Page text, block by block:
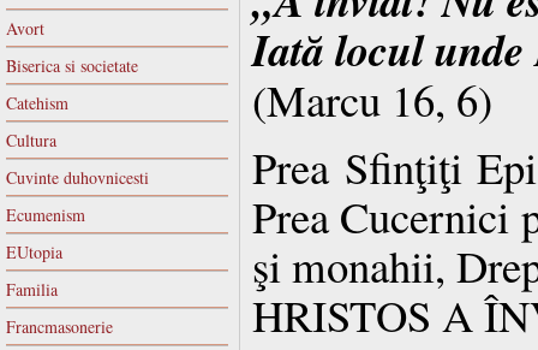
Avort
Biserica si societate
Catehism
Cultura
Cuvinte duhovnicesti
Ecumenism
EUtopia
Familia
Francmasonerie
Iată locul unde
(Marcu 16, 6)
Prea Sfinţiţi
Prea Cucernici
şi monahii,
HRISTOS A